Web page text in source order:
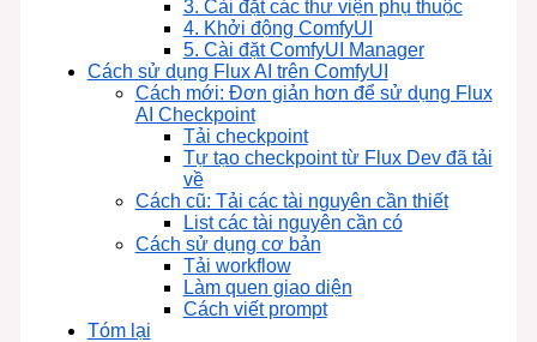
3. Cài đặt các thư viện phụ thuộc
4. Khởi động ComfyUI
5. Cài đặt ComfyUI Manager
Cách sử dụng Flux AI trên ComfyUI
Cách mới: Đơn giản hơn để sử dụng Flux
AI Checkpoint
Tải checkpoint
Tự tạo checkpoint từ Flux Dev đã tải
về
Cách cũ: Tải các tài nguyên cần thiết
List các tài nguyên cần có
Cách sử dụng cơ bản
Tải workflow
Làm quen giao diện
Cách viết prompt
Tóm lại